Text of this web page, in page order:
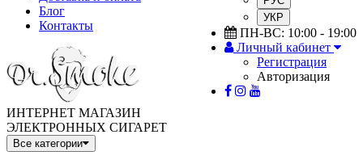
Блог
Контакты
УКР
ПН-ВС: 10:00 - 19:00
Личный кабинет
Регистрация
Авторизация
ИНТЕРНЕТ МАГАЗИН
ЭЛЕКТРОННЫХ СИГАРЕТ
Все категории